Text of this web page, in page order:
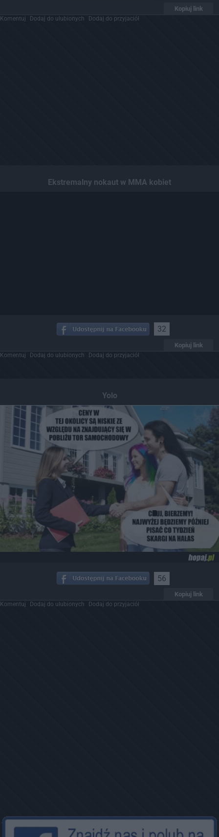
Kopiuj link
Komentuj Dodaj do ulubionych Dodaj do przyjaciół
Ekstremalny nokaut w MMA kobiet
32
Kopiuj link
Komentuj Dodaj do ulubionych Dodaj do przyjaciół
Yolo
56
Kopiuj link
Komentuj Dodaj do ulubionych Dodaj do przyjaciół